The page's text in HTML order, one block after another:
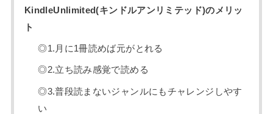
KindleUnlimited(キンドルアンリミテッド)のメリッ
ト
◎1.月に1冊読めば元がとれる
◎2.立ち読み感覚で読める
◎3.普段読まないジャンルにもチャレンジしやす
い